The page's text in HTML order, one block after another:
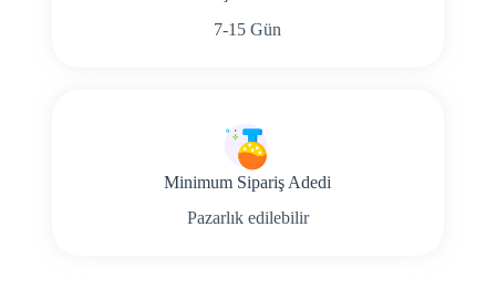
7-15 Gün
Minimum Sipariş Adedi
Pazarlık edilebilir